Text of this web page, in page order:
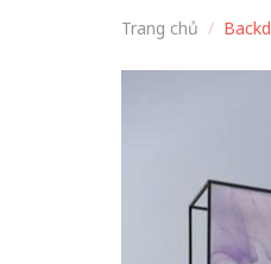
Trang chủ /